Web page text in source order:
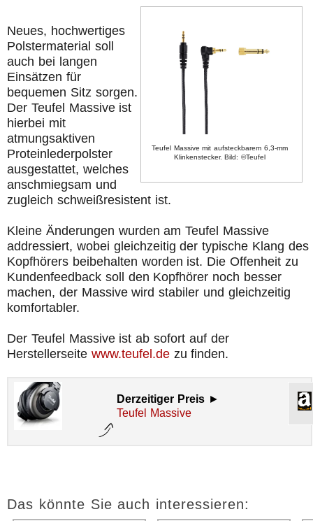
Teufel Massive mit aufsteckbarem 6,3-mm
Klinkenstecker. Bild: ©Teufel
Neues, hochwertiges
Polstermaterial soll
auch bei langen
Einsätzen für
bequemen Sitz sorgen.
Der Teufel Massive ist
hierbei mit
atmungsaktiven
Proteinlederpolster
ausgestattet, welches
anschmiegsam und
zugleich schweißresistent ist.
Kleine Änderungen wurden am Teufel Massive
addressiert, wobei gleichzeitig der typische Klang des
Kopfhörers beibehalten worden ist. Die Offenheit zu
Kundenfeedback soll den Kopfhörer noch besser
machen, der Massive wird stabiler und gleichzeitig
komfortabler.
Der Teufel Massive ist ab sofort auf der
Herstellerseite www.teufel.dezu finden.
Derzeitiger Preis►
Teufel Massive
Das könnte Sie auch interessieren: